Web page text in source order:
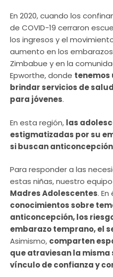
En 2020, cuando los
de COVID-19 cerraron
los ingresos y el
aumento en los
Zimbabue y en la
Epworthe, donde tenemos
brindar servicios de
para jóvenes.
En esta región, las
estigmatizadas por su
si buscan
Para responder a las
estas niñas, nuestro
Madres Adolescentes. En
conocimientos sobre
anticoncepción, los
embarazo temprano, el
Asimismo, comparten
que atraviesan la
vínculo de confianza y